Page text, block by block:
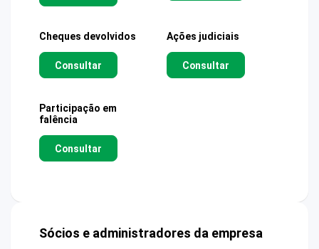
Cheques devolvidos
Consultar
Ações judiciais
Consultar
Participação em
falência
Consultar
Sócios e administradores da empresa